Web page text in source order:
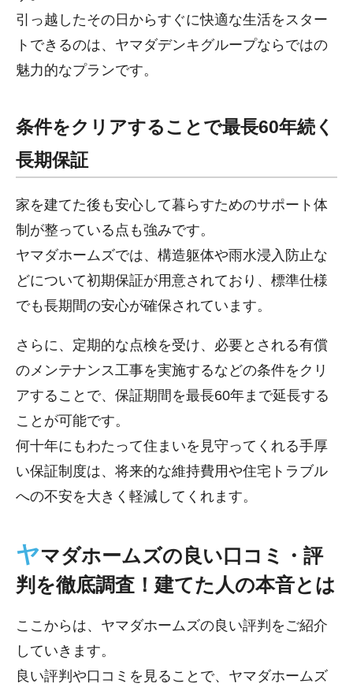
引っ越したその日からすぐに快適な生活をスター
トできるのは、ヤマダデンキグループならではの
魅力的なプランです。
条件をクリアすることで最長60年続く
長期保証
家を建てた後も安心して暮らすためのサポート体
制が整っている点も強みです。
ヤマダホームズでは、構造躯体や雨水浸入防止な
どについて初期保証が用意されており、標準仕様
でも長期間の安心が確保されています。
さらに、定期的な点検を受け、必要とされる有償
のメンテナンス工事を実施するなどの条件をクリ
アすることで、保証期間を最長60年まで延長する
ことが可能です。
何十年にもわたって住まいを見守ってくれる手厚
い保証制度は、将来的な維持費用や住宅トラブル
への不安を大きく軽減してくれます。
ヤマダホームズの良い口コミ・評
判を徹底調査！建てた人の本音とは
ここからは、ヤマダホームズの良い評判をご紹介
していきます。
良い評判や口コミを見ることで、ヤマダホームズ